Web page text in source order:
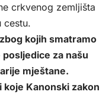
crkvenog zemljišta
cestu.
kojih smatramo
za našu
mještane.
Kanonski zakon